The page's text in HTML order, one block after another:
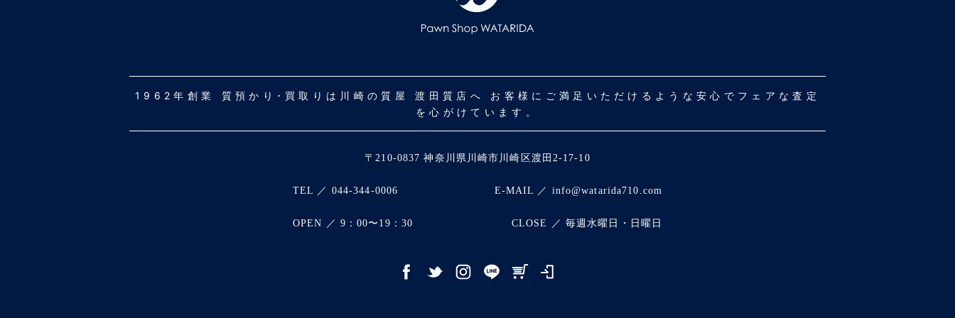
1962年創業 質預かり･買取りは川崎の質屋 渡田質店へ お客様にご満足いただけるような安心でフェアな査定
を心がけています。
〒210-0837 神奈川県川崎市川崎区渡田2-17-10
TEL ／ 044-344-0006 E-MAIL ／ info@watarida710.com
OPEN ／ 9：00〜19：30 CLOSE ／ 毎週水曜日・日曜日